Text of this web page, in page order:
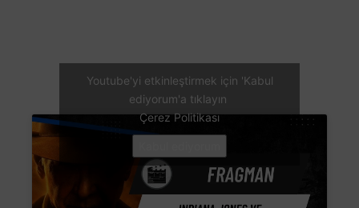
Youtube'yi etkinleştirmek için 'Kabul
ediyorum'a tıklayın
Çerez Politikası